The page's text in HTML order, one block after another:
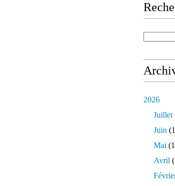
2026
Juillet
Juin
Mai
Avril